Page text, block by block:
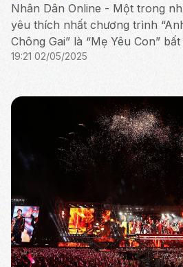
Nhân Dân Online - Một trong
yêu thích nhất chương trình
Chông Gai” là “Mẹ Yêu Con”
trong dịp kỷ niệm 50 năm Ngày
19:21 02/05/2025